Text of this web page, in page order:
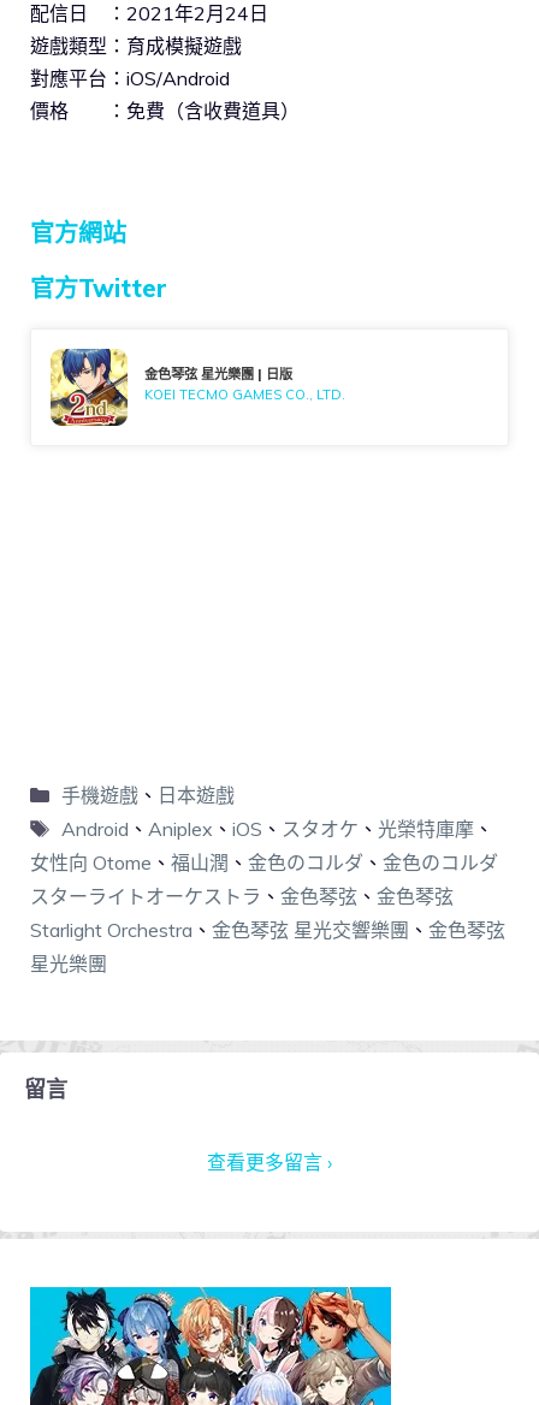
配信日 ：2021年2月24日
遊戲類型：育成模擬遊戲
對應平台：iOS/Android
價格 ：免費（含收費道具）
官方網站
官方Twitter
金色琴弦 星光樂團 | 日版
KOEI TECMO GAMES CO., LTD.
手機遊戲、 日本遊戲
Android 、 Aniplex 、 iOS 、 スタオケ 、 光榮特庫摩、
女性向 Otome 、 福山潤 、 金色のコルダ 、 金色のコルダ
スターライトオーケストラ 、 金色琴弦 、 金色琴弦
Starlight Orchestra 、 金色琴弦 星光交響樂團 、 金色琴弦
星光樂團
留言
查看更多留言 ›